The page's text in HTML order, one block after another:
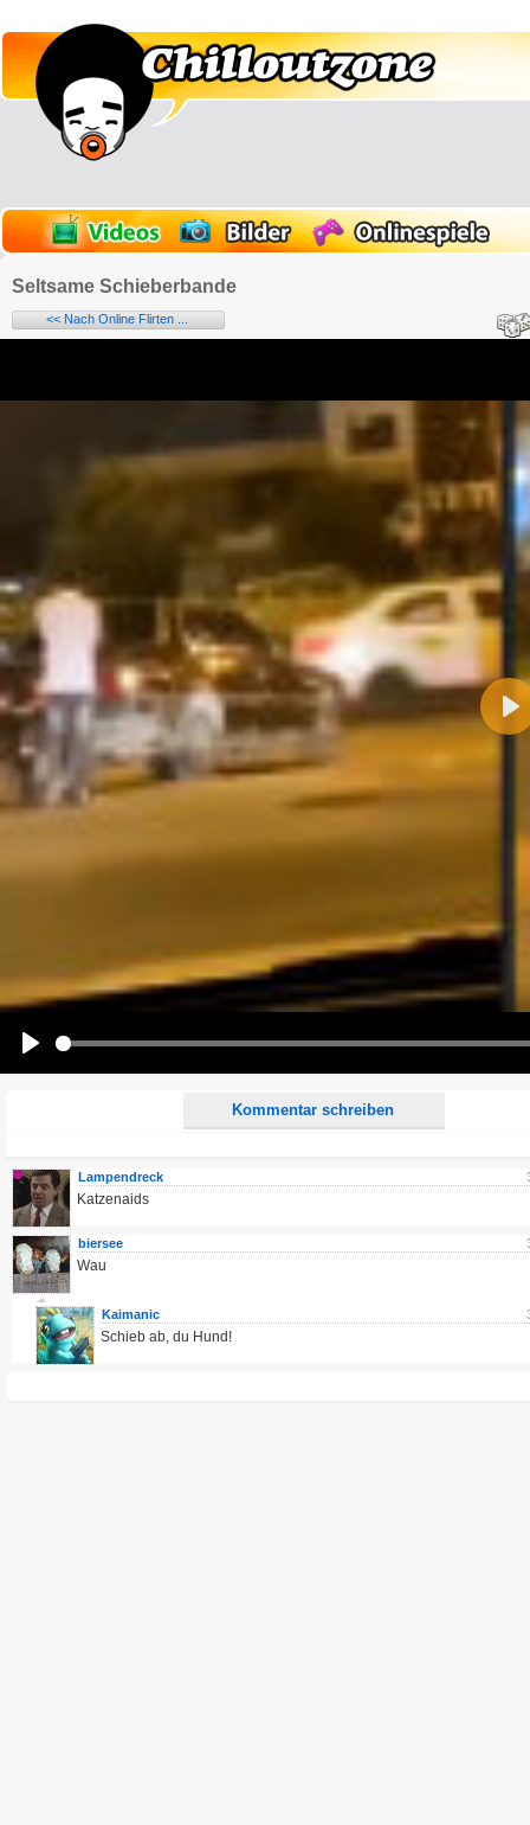
Seltsame Schieberbande
<< Nach Online Flirten ...
Kommentar schreiben
Alle HTML-Tags außer <br>, <strike> und <i> werden aus Deinem Kommentar entfernt.
URLs werden automatisch umgewandelt. Bitte verwende "www." oder "http://" in URLs
Ich möchte eine E-Mail, wenn auf dieser Seite weitere Kommentare erscheinen.
Lampendreck
Katzenaids
biersee
Wau
Kaimanic
Schieb ab, du Hund!